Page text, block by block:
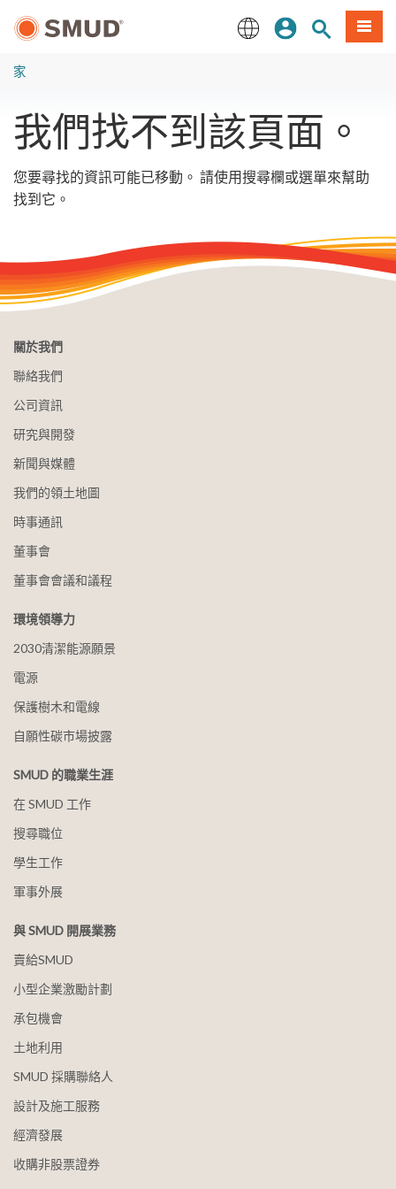
登入站內搜尋
選單
家
我們找不到該頁面。
您要尋找的資訊可能已移動。 請使用搜尋欄或選單來幫助
找到它。
關於我們
聯絡我們
公司資訊
研究與開發
新聞與媒體
我們的領土地圖
時事通訊
董事會
董事會會議和議程
環境領導力
2030清潔能源願景
電源
保護樹木和電線
自願性碳市場披露
SMUD 的職業生涯
在 SMUD 工作
搜尋職位
學生工作
軍事外展
與 SMUD 開展業務
賣給SMUD
小型企業激勵計劃
承包機會
土地利用
SMUD 採購聯絡人
設計及施工服務
經濟發展
收購非股票證券